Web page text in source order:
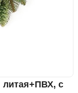
литая+ПВХ, с